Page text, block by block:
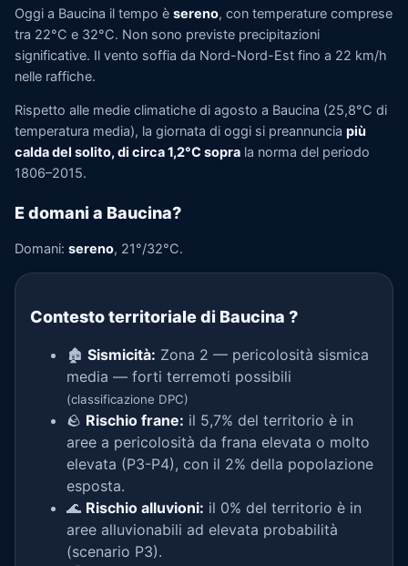
Oggi a Baucina il tempo è sereno, con temperature comprese
tra 22°C e 32°C. Non sono previste precipitazioni
significative. Il vento soffia da Nord-Nord-Est fino a 22 km/h
nelle raffiche.
Rispetto alle medie climatiche di agosto a Baucina (25,8°C di
temperatura media), la giornata di oggi si preannuncia più
calda del solito, di circa 1,2°C sopra la norma del periodo
1806–2015.
E domani a Baucina?
Domani: sereno, 21°/32°C.
Contesto territoriale di Baucina ?
🏚️ Sismicità: Zona 2 — pericolosità sismica
media — forti terremoti possibili
(classificazione DPC)
🪨 Rischio frane: il 5,7% del territorio è in
aree a pericolosità da frana elevata o molto
elevata (P3-P4), con il 2% della popolazione
esposta.
🌊 Rischio alluvioni: il 0% del territorio è in
aree alluvionabili ad elevata probabilità
(scenario P3).